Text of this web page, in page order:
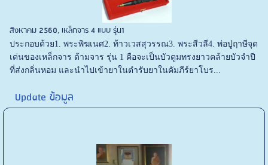
สิงหาคม 2560, เหล็กจาร 4 แบบ รุ่น1
ประกอบด้วย1. พระพิฆเนศ2. ท้าวเวสสุวรรณ3. พระสีวลี4. พ่อปู่ฤาษีจุด
เด่นของเหล็กจาร ด้ามจาร รุ่น 1 คือจะเป็นบัวตูมทรงยาวคล้ายบัวจำปี
ที่ส่งกลิ่นหอม และนำไปเข้ายาในตำรับยาในคัมภีร์ยาโบร...
Update ข้อมูล